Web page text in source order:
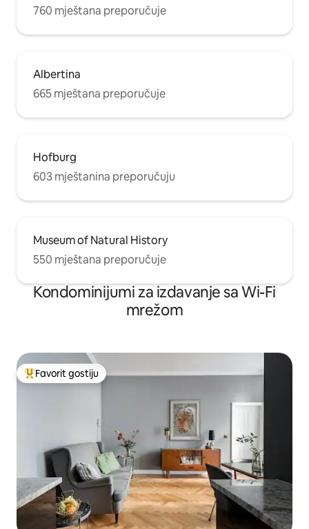
760 mještana preporučuje
Albertina
665 mještana preporučuje
Hofburg
603 mještanina preporučuju
Museum of Natural History
550 mještana preporučuje
Kondominijumi za izdavanje sa Wi-Fi
mrežom
Glavni favorit gostiju
Favorit gostiju